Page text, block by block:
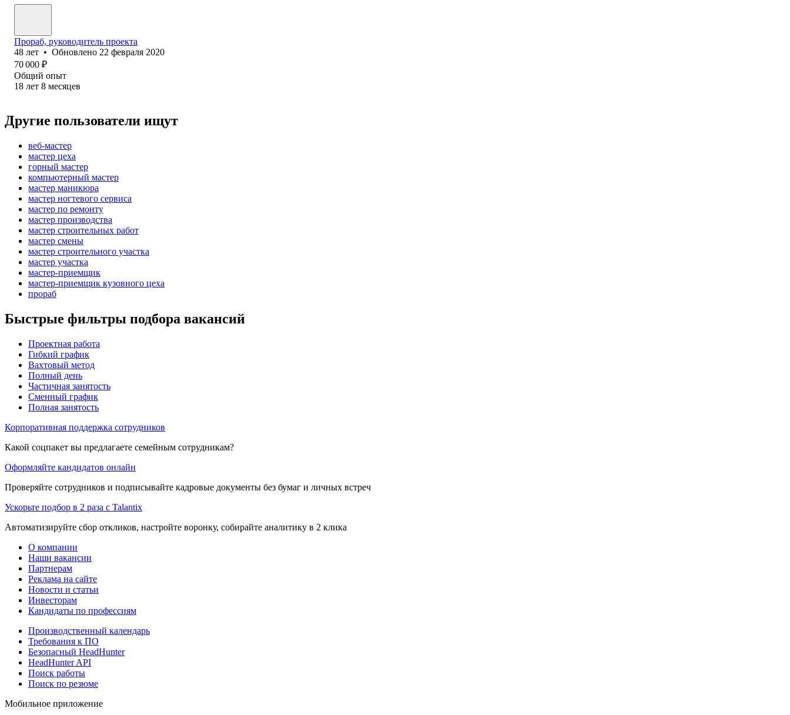
Прораб, руководитель проекта
48 лет • Обновлено 22 февраля 2020
70 000 ₽
Общий опыт
18 лет 8 месяцев
Другие пользователи ищут
веб-мастер
мастер цеха
горный мастер
компьютерный мастер
мастер маникюра
мастер ногтевого сервиса
мастер по ремонту
мастер производства
мастер строительных работ
мастер смены
мастер строительного участка
мастер участка
мастер-приемщик
мастер-приемщик кузовного цеха
прораб
Быстрые фильтры подбора вакансий
Проектная работа
Гибкий график
Вахтовый метод
Полный день
Частичная занятость
Сменный график
Полная занятость
Корпоративная поддержка сотрудников
Какой соцпакет вы предлагаете семейным сотрудникам?
Оформляйте кандидатов онлайн
Проверяйте сотрудников и подписывайте кадровые документы без бумаг и личных встреч
Ускорьте подбор в 2 раза с Talantix
Автоматизируйте сбор откликов, настройте воронку, собирайте аналитику в 2 клика
О компании
Наши вакансии
Партнерам
Реклама на сайте
Новости и статьи
Инвесторам
Кандидаты по профессиям
Производственный календарь
Требования к ПО
Безопасный HeadHunter
HeadHunter API
Поиск работы
Поиск по резюме
Мобильное приложение